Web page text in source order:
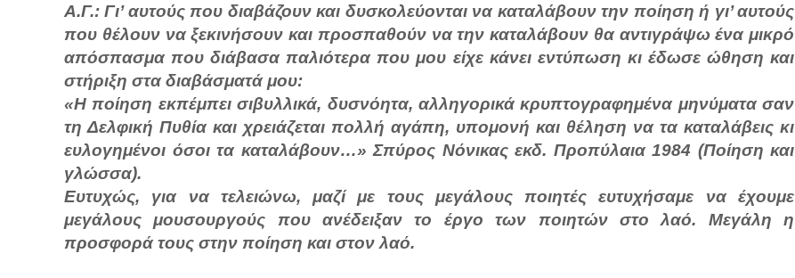
Α.Γ.: Γι’ αυτούς που διαβάζουν και δυσκολεύονται να καταλάβουν την ποίηση ή γι’ αυτούς
που θέλουν να ξεκινήσουν και προσπαθούν να την καταλάβουν θα αντιγράψω ένα μικρό
απόσπασμα που διάβασα παλιότερα που μου είχε κάνει εντύπωση κι έδωσε ώθηση και
στήριξη στα διαβάσματά μου:
«Η ποίηση εκπέμπει σιβυλλικά, δυσνόητα, αλληγορικά κρυπτογραφημένα μηνύματα σαν
τη Δελφική Πυθία και χρειάζεται πολλή αγάπη, υπομονή και θέληση να τα καταλάβεις κι
ευλογημένοι όσοι τα καταλάβουν…» Σπύρος Νόνικας εκδ. Προπύλαια 1984 (Ποίηση και
γλώσσα).
Ευτυχώς, για να τελειώνω, μαζί με τους μεγάλους ποιητές ευτυχήσαμε να έχουμε
μεγάλους μουσουργούς που ανέδειξαν το έργο των ποιητών στο λαό. Μεγάλη η
προσφορά τους στην ποίηση και στον λαό.